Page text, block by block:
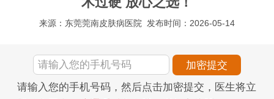
来源：东莞莞南皮肤病医院 发布时间：2026-05-14
请输入您的手机号码，然后点击加密提交，医生将立